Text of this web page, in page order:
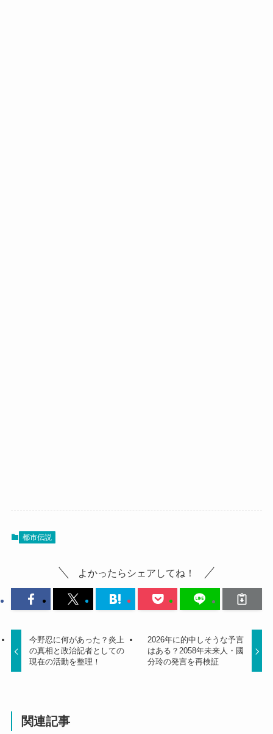
都市伝説
よかったらシェアしてね！
今野忍に何があった？炎上
の真相と政治記者としての
現在の活動を整理！
2026年に的中しそうな予言
はある？2058年未来人・國
分玲の発言を再検証
関連記事